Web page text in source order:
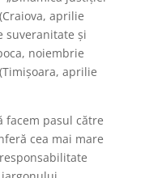
aprilie
suveranitate și
noiembrie
aprilie
facem pasul către
cea mai mare